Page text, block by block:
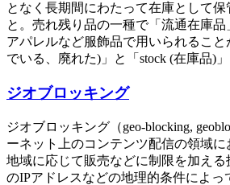
となく長期間にわたって在庫として保
と。売れ残り品の一種で「流通在庫
アパレルなど服飾品で用いられること
でいる、廃れた)」と「stock (在庫品
ジオブロッキング
ジオブロッキング（geo-blocking,
ーネット上のコンテンツ配信の領域
地域に応じて販売などに制限を加え
のIPアドレスなどの地理的条件によっ